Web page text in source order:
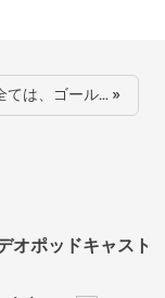
ては、ゴール… »
オポッドキャス